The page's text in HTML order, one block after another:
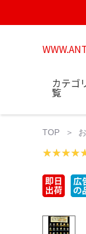
カテゴ
覧
TOP